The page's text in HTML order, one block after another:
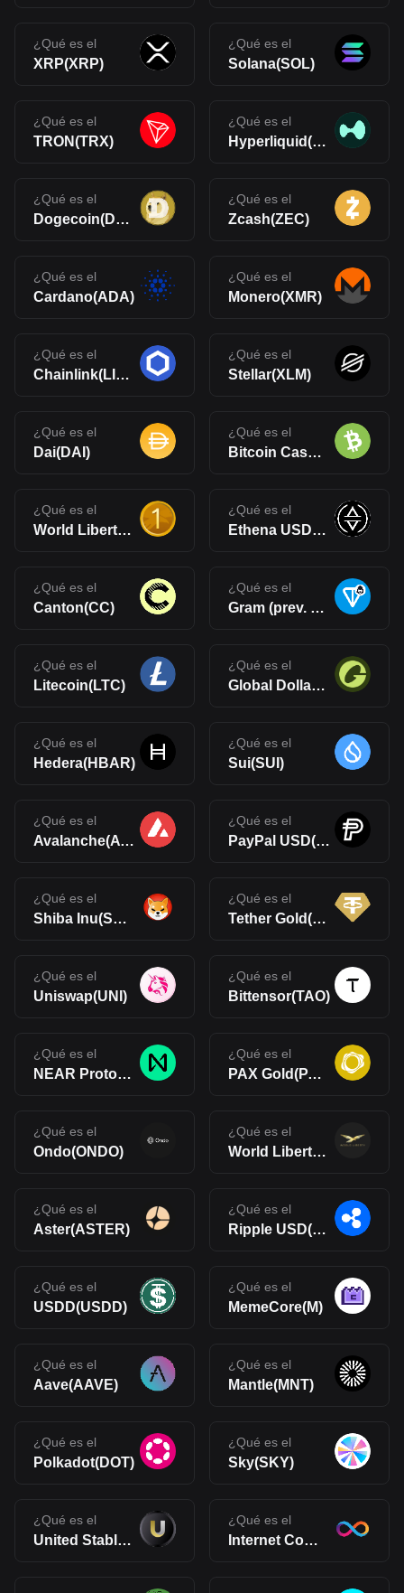
¿Qué es el
XRP(XRP)
¿Qué es el
Solana(SOL)
¿Qué es el
TRON(TRX)
¿Qué es el
Hyperliquid(HYPE)
¿Qué es el
Dogecoin(DOGE)
¿Qué es el
Zcash(ZEC)
¿Qué es el
Cardano(ADA)
¿Qué es el
Monero(XMR)
¿Qué es el
Chainlink(LINK)
¿Qué es el
Stellar(XLM)
¿Qué es el
Dai(DAI)
¿Qué es el
Bitcoin Cash(BCH)
¿Qué es el
World Liberty Financial USD(USD1)
¿Qué es el
Ethena USDe(USDe)
¿Qué es el
Canton(CC)
¿Qué es el
Gram (prev. Toncoin)(GRAM)
¿Qué es el
Litecoin(LTC)
¿Qué es el
Global Dollar(USDG)
¿Qué es el
Hedera(HBAR)
¿Qué es el
Sui(SUI)
¿Qué es el
Avalanche(AVAX)
¿Qué es el
PayPal USD(PYUSD)
¿Qué es el
Shiba Inu(SHIB)
¿Qué es el
Tether Gold(XAUt)
¿Qué es el
Uniswap(UNI)
¿Qué es el
Bittensor(TAO)
¿Qué es el
NEAR Protocol(NEAR)
¿Qué es el
PAX Gold(PAXG)
¿Qué es el
Ondo(ONDO)
¿Qué es el
World Liberty Financial(WLFI)
¿Qué es el
Aster(ASTER)
¿Qué es el
Ripple USD(RLUSD)
¿Qué es el
USDD(USDD)
¿Qué es el
MemeCore(M)
¿Qué es el
Aave(AAVE)
¿Qué es el
Mantle(MNT)
¿Qué es el
Polkadot(DOT)
¿Qué es el
Sky(SKY)
¿Qué es el
United Stables(U)
¿Qué es el
Internet Computer(ICP)